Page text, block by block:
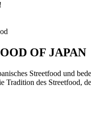
OF JAPAN
Streetfood und
Tradition des Streetfood,